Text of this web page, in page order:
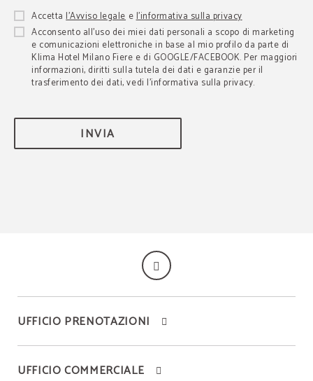
Accettal’Avviso legaleel’informativa sulla privacy
Acconsento all’uso dei miei dati personali a scopo di marketing
e comunicazioni elettroniche in base al mio profilo da parte di
Klima Hotel Milano Fiere e di GOOGLE/FACEBOOK. Per maggiori
informazioni, diritti sulla tutela dei dati e garanzie per il
trasferimento dei dati, vedi l’informativa sulla privacy.
INVIA
UFFICIO PRENOTAZIONI
UFFICIO COMMERCIALE